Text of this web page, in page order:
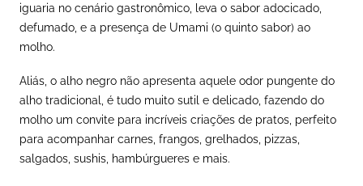
iguaria no cenário gastronômico, leva o sabor adocicado,
defumado, e a presença de Umami (o quinto sabor) ao
molho.
Aliás, o alho negro não apresenta aquele odor pungente do
alho tradicional, é tudo muito sutil e delicado, fazendo do
molho um convite para incríveis criações de pratos, perfeito
para acompanhar carnes, frangos, grelhados, pizzas,
salgados, sushis, hambúrgueres e mais.